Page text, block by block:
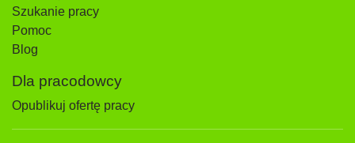
Szukanie pracy
Pomoc
Blog
Dla pracodowcy
Opublikuj ofertę pracy